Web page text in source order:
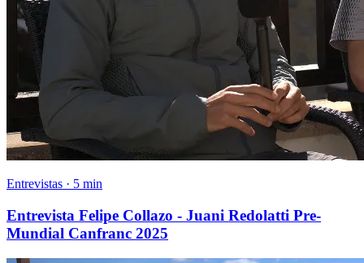
Entrevistas · 5 min
Entrevista Felipe Collazo - Juani Redolatti Pre-
Mundial Canfranc 2025